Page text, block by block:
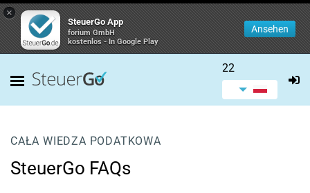
×
SteuerGo App
forium GmbH
kostenlos - In Google Play
Ansehen
22
CAŁA WIEDZA PODATKOWA
SteuerGo FAQs